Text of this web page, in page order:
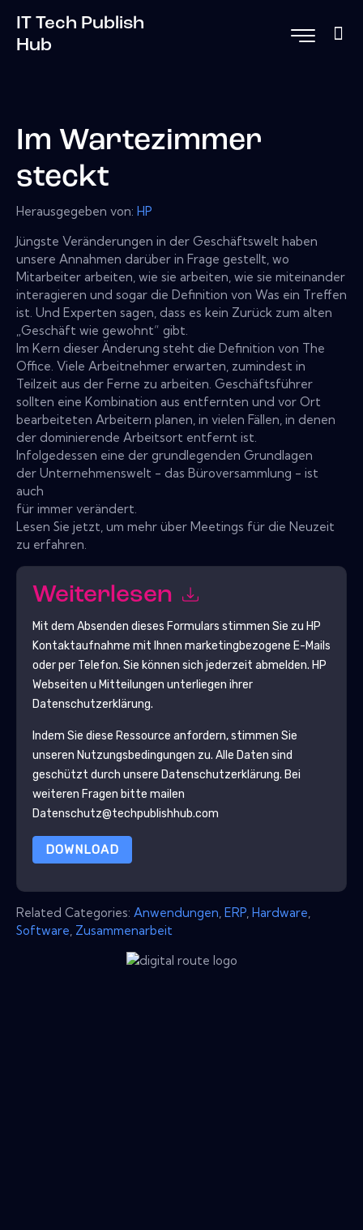
IT Tech Publish
Hub
Im Wartezimmer
steckt
Herausgegeben von: HP
Jüngste Veränderungen in der Geschäftswelt haben
unsere Annahmen darüber in Frage gestellt, wo
Mitarbeiter arbeiten, wie sie arbeiten, wie sie miteinander
interagieren und sogar die Definition von Was ein Treffen
ist. Und Experten sagen, dass es kein Zurück zum alten
„Geschäft wie gewohnt“ gibt.
Im Kern dieser Änderung steht die Definition von The
Office. Viele Arbeitnehmer erwarten, zumindest in
Teilzeit aus der Ferne zu arbeiten. Geschäftsführer
sollten eine Kombination aus entfernten und vor Ort
bearbeiteten Arbeitern planen, in vielen Fällen, in denen
der dominierende Arbeitsort entfernt ist.
Infolgedessen eine der grundlegenden Grundlagen
der Unternehmenswelt - das Büroversammlung - ist
auch
für immer verändert.
Lesen Sie jetzt, um mehr über Meetings für die Neuzeit
zu erfahren.
Weiterlesen
Mit dem Absenden dieses Formulars stimmen Sie zu HP
Kontaktaufnahme mit Ihnen marketingbezogene E-Mails
oder per Telefon. Sie können sich jederzeit abmelden. HP
Webseiten u Mitteilungen unterliegen ihrer
Datenschutzerklärung.
Indem Sie diese Ressource anfordern, stimmen Sie
unseren Nutzungsbedingungen zu. Alle Daten sind
geschützt durch unsere Datenschutzerklärung. Bei
weiteren Fragen bitte mailen
Datenschutz@techpublishhub.com
DOWNLOAD
Related Categories: Anwendungen ERP Hardware
Software Zusammenarbeit